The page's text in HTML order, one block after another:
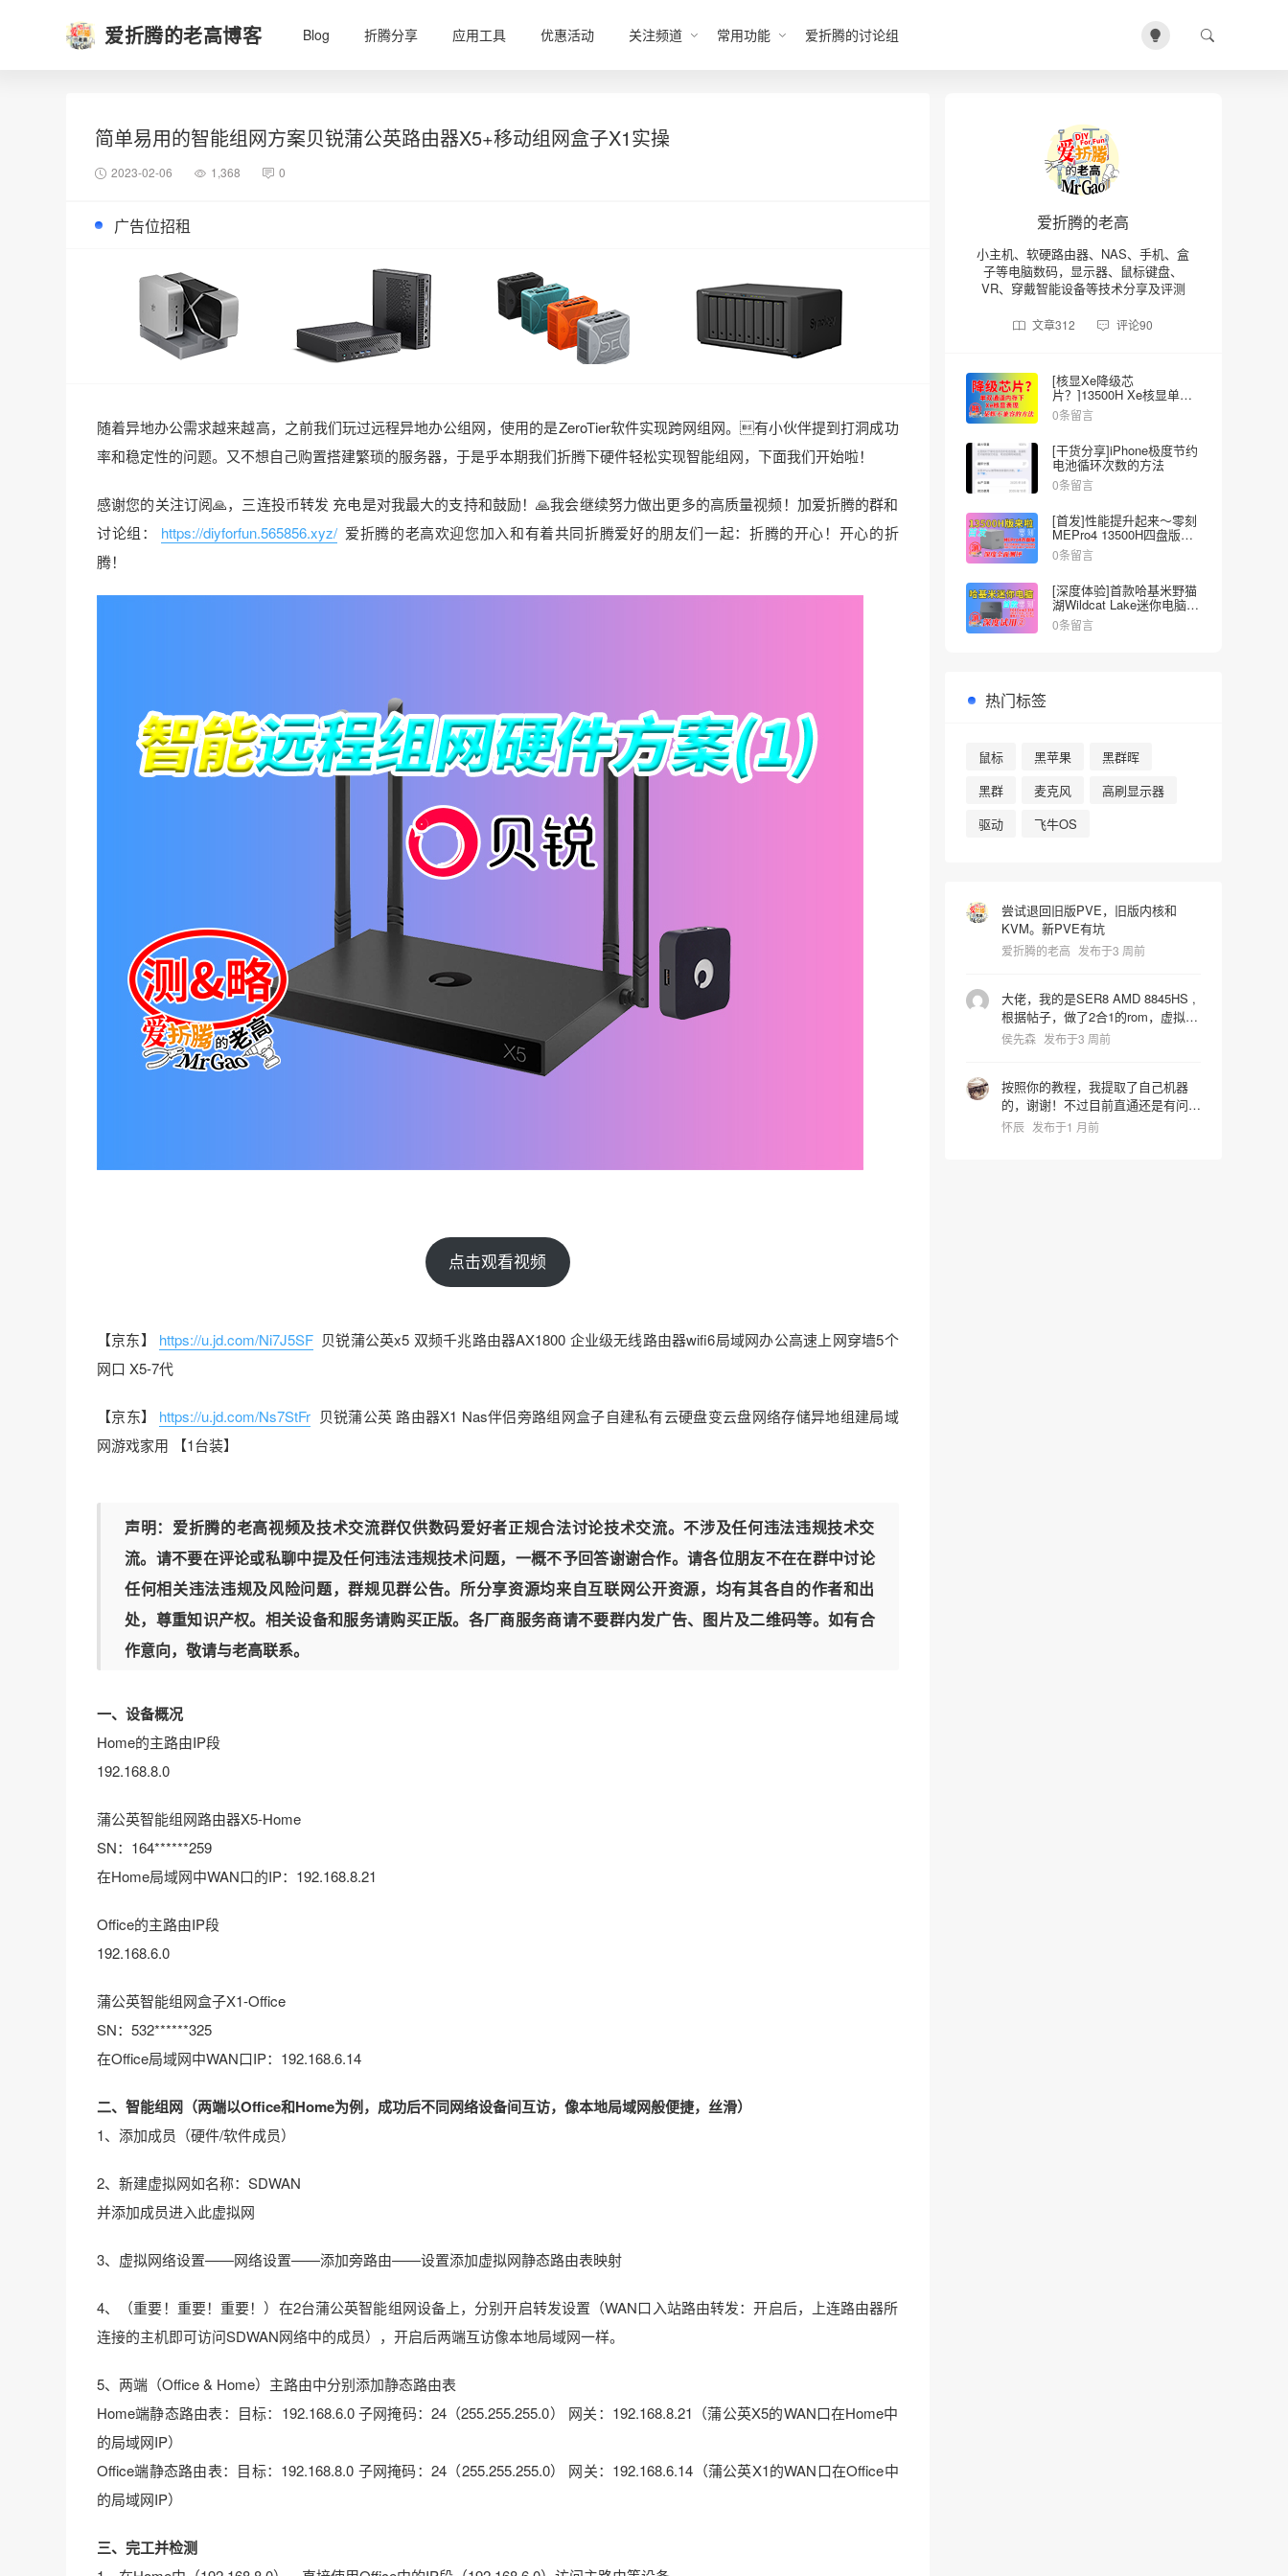
爱折腾的老高博客 Blog 折腾分享 应用工具 优惠活动 关注频道 常用功能 爱折腾的讨论组
简单易用的智能组网方案贝锐蒲公英路由器X5+移动组网盒子X1实操
2023-02-06 1,368 0
广告位招租
随着异地办公需求越来越高，之前我们玩过远程异地办公组网，使用的是ZeroTier软件实现跨网组网。有小伙伴提到打洞成功
率和稳定性的问题。又不想自己购置搭建繁琐的服务器，于是乎本期我们折腾下硬件轻松实现智能组网，下面我们开始啦！
感谢您的关注订阅🙏，三连投币转发 充电是对我最大的支持和鼓励！🙏我会继续努力做出更多的高质量视频！加爱折腾的群和
讨论组：
https://diyforfun.565856.xyz/ 爱折腾的老高欢迎您加入和有着共同折腾爱好的朋友们一起：折腾的开心！开心的折
腾！
点击观看视频
【京东】 https://u.jd.com/Ni7J5SF 贝锐蒲公英x5 双频千兆路由器AX1800 企业级无线路由器wifi6局域网办公高速上网穿墙5个
网口 X5-7代
【京东】 https://u.jd.com/Ns7StFr 贝锐蒲公英 路由器X1 Nas伴侣旁路组网盒子自建私有云硬盘变云盘网络存储异地组建局域
网游戏家用 【1台装】
声明：爱折腾的老高视频及技术交流群仅供数码爱好者正规合法讨论技术交流。不涉及任何违法违规技术交
流。请不要在评论或私聊中提及任何违法违规技术问题，一概不予回答谢谢合作。请各位朋友不在在群中讨论
任何相关违法违规及风险问题，群规见群公告。所分享资源均来自互联网公开资源，均有其各自的作者和出
处，尊重知识产权。相关设备和服务请购买正版。各厂商服务商请不要群内发广告、图片及二维码等。如有合
作意向，敬请与老高联系。
一、设备概况
Home的主路由IP段
192.168.8.0
蒲公英智能组网路由器X5-Home
SN：164******259
在Home局域网中WAN口的IP：192.168.8.21
Office的主路由IP段
192.168.6.0
蒲公英智能组网盒子X1-Office
SN：532******325
在Office局域网中WAN口IP：192.168.6.14
二、智能组网（两端以Office和Home为例，成功后不同网络设备间互访，像本地局域网般便捷，丝滑）
1、添加成员（硬件/软件成员）
2、新建虚拟网如名称：SDWAN
并添加成员进入此虚拟网
3、虚拟网络设置——网络设置——添加旁路由——设置添加虚拟网静态路由表映射
4、（重要！重要！重要！）在2台蒲公英智能组网设备上，分别开启转发设置（WAN口入站路由转发：开启后，上连路由器所
连接的主机即可访问SDWAN网络中的成员），开启后两端互访像本地局域网一样。
5、两端（Office & Home）主路由中分别添加静态路由表
Home端静态路由表：目标：192.168.6.0 子网掩码：24（255.255.255.0） 网关：192.168.8.21（蒲公英X5的WAN口在Home中
的局域网IP）
Office端静态路由表：目标：192.168.8.0 子网掩码：24（255.255.255.0） 网关：192.168.6.14（蒲公英X1的WAN口在Office中
的局域网IP）
三、完工并检测
爱折腾的老高
小主机、软硬路由器、NAS、手机、盒
子等电脑数码，显示器、鼠标键盘、
VR、穿戴智能设备等技术分享及评测
文章312 评论90
[核显Xe降级芯
片？]13500H Xe核显单双
内存的差异
0条留言
[干货分享]iPhone极度节约
电池循环次数的方法
0条留言
[首发]性能提升起来～零刻
MEPro4 13500H四盘版
NAS深度全面测试
0条留言
[深度体验]首款哈基米野猫
湖Wildcat Lake迷你电脑来
啦～零刻EQI Core3-304
0条留言
热门标签
鼠标 黑苹果
黑群晖
黑群
麦克风
高刷显示器
驱动
飞牛OS
尝试退回旧版PVE，旧版内核和
KVM。新PVE有坑
爱折腾的老高 发布于3 周前
大佬，我的是SER8 AMD 8845HS ,
根据帖子，做了2合1的rom，虚拟机
启动识别镜像时屏幕就卡死了，宿主
0000:65:00.0,pcie=1,x-
vga=1,romfile=8845HS_vbios.rom
hostpci1: 0000:65:00.1 vga: none
侯先森 发布于3 周前
按照你的教程，我提取了自己机器
的，谢谢！不过目前直通还是有问
题，进系统后核显报43代码错误。
怀辰 发布于1 月前